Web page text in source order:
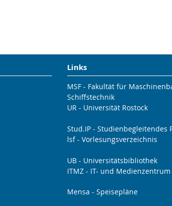
Links
MSF - Fakultät für
Schiffstechnik
UR - Universität Rostock
Stud.IP - Studienbegleitendes
lsf - Vorlesungsverzeichnis
UB - Universitätsbibliothek
ITMZ - IT- und Medienzentrum
Mensa - Speisepläne